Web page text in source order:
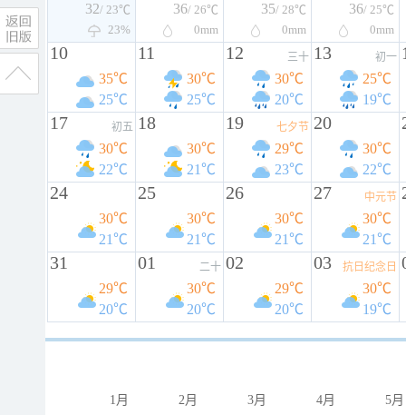
32/ 23℃
23%
36/ 26℃
0mm
35/ 28℃
0mm
36/ 25℃
0mm
10
35℃
25℃
11
30℃
25℃
12 三十
30℃
20℃
13 初一
25℃
19℃
17 初五
30℃
22℃
18
30℃
21℃
19 七夕节
29℃
23℃
20
30℃
22℃
24
30℃
21℃
25
30℃
21℃
26
30℃
21℃
27 中元节
30℃
21℃
31
29℃
20℃
01 二十
30℃
20℃
02
29℃
20℃
03 抗日纪念日
30℃
19℃
1月 2月 3月 4月 5月